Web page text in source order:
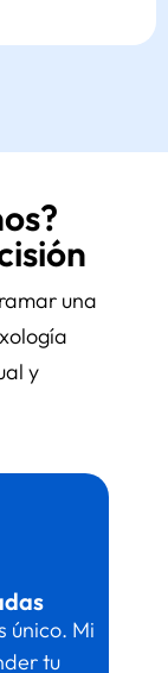
una
y
único. Mi
tu